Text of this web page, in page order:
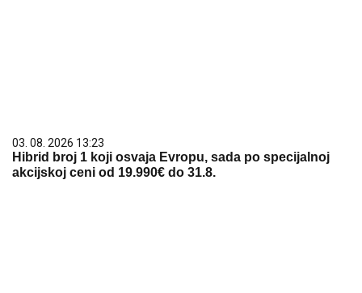
03. 08. 2026 13:23
Hibrid broj 1 koji osvaja Evropu, sada po specijalnoj
akcijskoj ceni od 19.990€ do 31.8.